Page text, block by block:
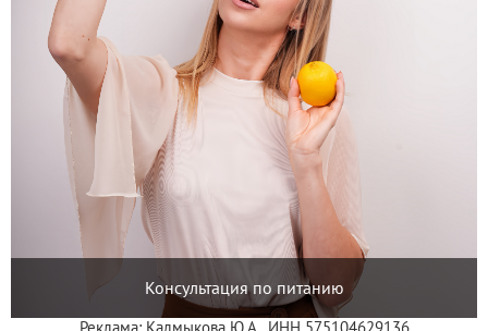
Консультация по питанию
Реклама: Калмыкова Ю.А., ИНН 575104629136